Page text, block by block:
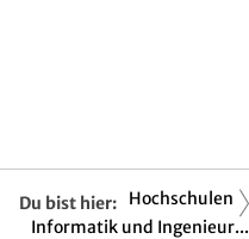
Du bist hier: Hochschulen
Informatik und Ingenieur...